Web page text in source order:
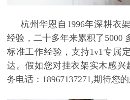
杭州华恩自 1996年深耕衣
经验，二十多年来累积了 5000
标准工作经验，支持1v1 专属
达。假如您对挂衣架实木感兴
务电话： 18967137271,期待您的